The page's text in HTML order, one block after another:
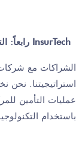
رابعاً: التعاون مع شركات InsurTech
الشراكات مع
عمليات التأمين
باستخدام